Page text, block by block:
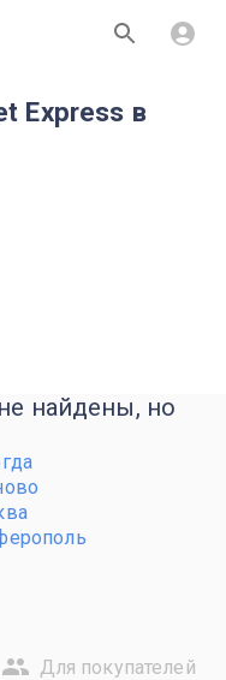
Express в
найдены, но
Для покупателей